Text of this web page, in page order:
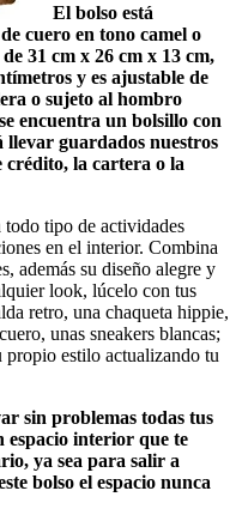
El bolso está
cuero en tono camel o
31 cm x 26 cm x 13 cm,
y es ajustable de
o sujeto al hombro
encuentra un bolsillo con
guardados nuestros
crédito, la cartera o la
todo tipo de actividades
en el interior. Combina
además su diseño alegre y
look, lúcelo con tus
retro, una chaqueta hippie,
unas sneakers blancas;
estilo actualizando tu
sin problemas todas tus
espacio interior que te
ya sea para salir a
bolso el espacio nunca